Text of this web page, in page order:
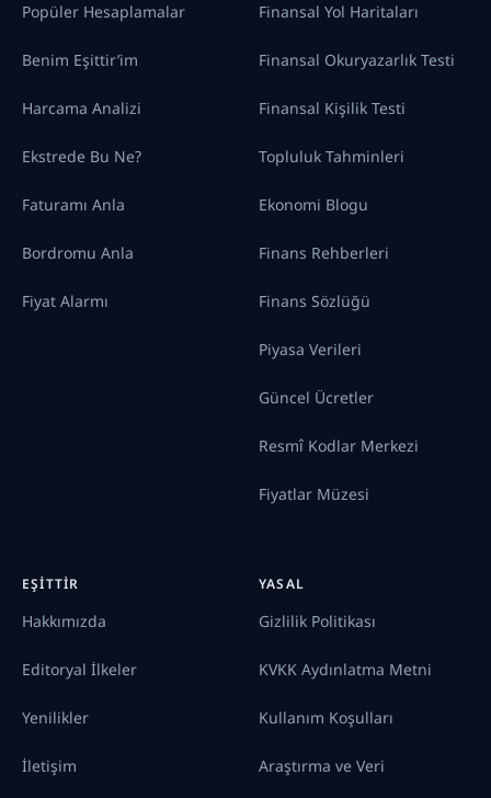
Popüler Hesaplamalar
Benim Eşittir’im
Harcama Analizi
Ekstrede Bu Ne?
Faturamı Anla
Bordromu Anla
Fiyat Alarmı
Finansal Yol Haritaları
Finansal Okuryazarlık Testi
Finansal Kişilik Testi
Topluluk Tahminleri
Ekonomi Blogu
Finans Rehberleri
Finans Sözlüğü
Piyasa Verileri
Güncel Ücretler
Resmî Kodlar Merkezi
Fiyatlar Müzesi
EŞITTIR
Hakkımızda
Editoryal İlkeler
Yenilikler
İletişim
YASAL
Gizlilik Politikası
KVKK Aydınlatma Metni
Kullanım Koşulları
Araştırma ve Veri